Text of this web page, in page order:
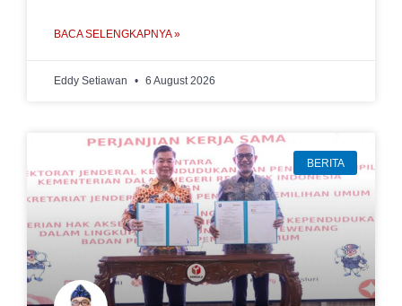
BACA SELENGKAPNYA »
Eddy Setiawan 6 August 2026
BERITA